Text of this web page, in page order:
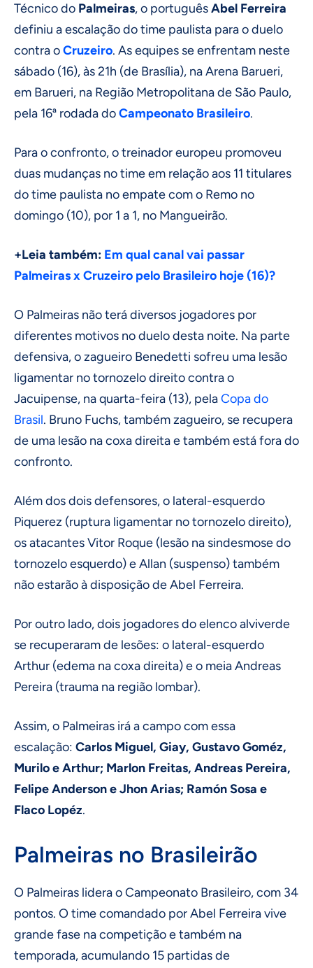
Técnico do Palmeiras, o portuguêsAbel Ferreira
definiu a escalação do time paulista para o duelo
contra oCruzeiro. As equipes se enfrentam neste
sábado (16), às 21h (de Brasília), na Arena Barueri,
em Barueri, na Região Metropolitana de São Paulo,
pela 16ª rodada doCampeonato Brasileiro.
Para o confronto, o treinador europeu promoveu
duas mudanças no time em relação aos 11 titulares
do time paulista no empate com o Remo no
domingo (10), por 1 a 1, no Mangueirão.
+Leia também: Em qual canal vai passar
Palmeiras x Cruzeiro pelo Brasileiro hoje (16)?
O Palmeiras não terá diversos jogadores por
diferentes motivos no duelo desta noite. Na parte
defensiva, o zagueiro Benedetti sofreu uma lesão
ligamentar no tornozelo direito contra o
Jacuipense, na quarta-feira (13), pelaCopa do
Brasil. Bruno Fuchs, também zagueiro, se recupera
de uma lesão na coxa direita e também está fora do
confronto.
Além dos dois defensores, o lateral-esquerdo
Piquerez (ruptura ligamentar no tornozelo direito),
os atacantes Vitor Roque (lesão na sindesmose do
tornozelo esquerdo) e Allan (suspenso) também
não estarão à disposição de Abel Ferreira.
Por outro lado, dois jogadores do elenco alviverde
se recuperaram de lesões: o lateral-esquerdo
Arthur (edema na coxa direita) e o meia Andreas
Pereira (trauma na região lombar).
Assim, o Palmeiras irá a campo com essa
escalação: Carlos Miguel, Giay, Gustavo Goméz,
Murilo e Arthur; Marlon Freitas, Andreas Pereira,
Felipe Anderson e Jhon Arias; Ramón Sosa e
Flaco Lopéz.
Palmeiras no Brasileirão
O Palmeiras lidera o Campeonato Brasileiro, com 34
pontos. O time comandado por Abel Ferreira vive
grande fase na competição e também na
temporada, acumulando 15 partidas de